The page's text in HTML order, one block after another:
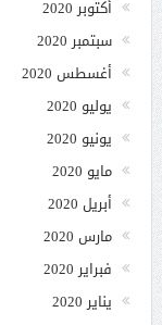
أكتوبر 2020
سبتمبر 2020
أغسطس 2020
يوليو 2020
يونيو 2020
مايو 2020
أبريل 2020
مارس 2020
فبراير 2020
يناير 2020